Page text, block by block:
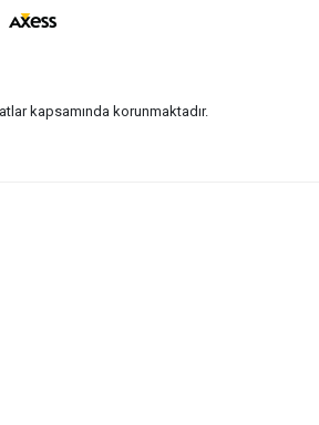
kapsamında korunmaktadır.